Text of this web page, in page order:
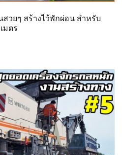
วยๆ สร้างไว้พักผ่อน สำหรับ
มตร